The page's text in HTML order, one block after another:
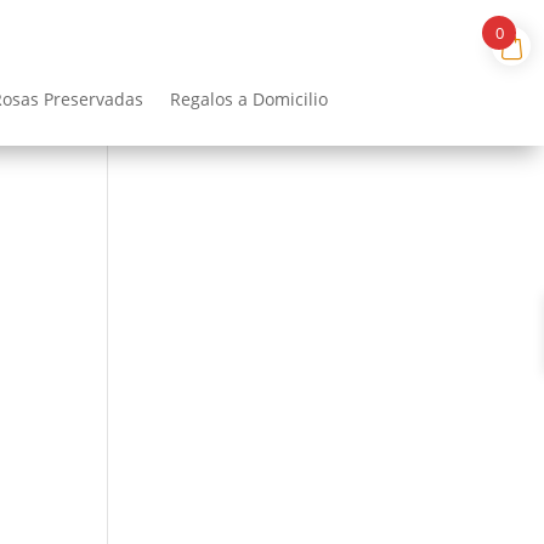
Preservadas Regalos a Domicilio
0